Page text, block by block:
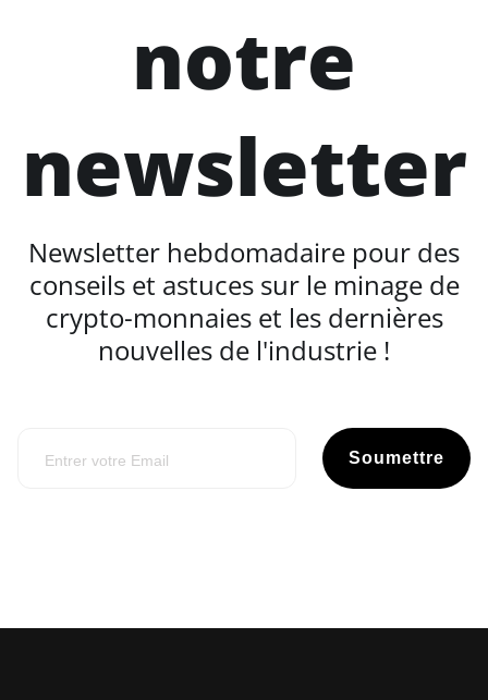
notre
newsletter
Newsletter hebdomadaire pour des
conseils et astuces sur le minage de
crypto-monnaies et les dernières
nouvelles de l'industrie !
Soumettre